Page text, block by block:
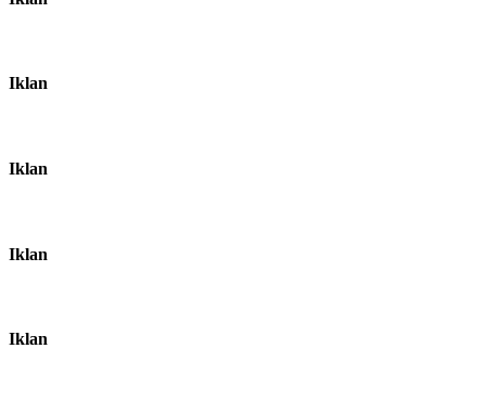
Iklan
Iklan
Iklan
Iklan